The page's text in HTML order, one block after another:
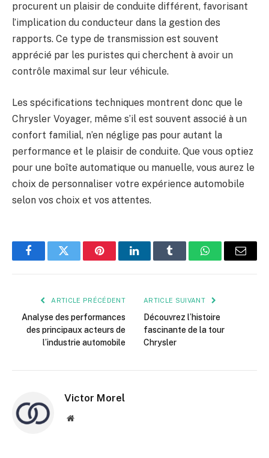
procurent un plaisir de conduite différent, favorisant
l’implication du conducteur dans la gestion des
rapports. Ce type de transmission est souvent
apprécié par les puristes qui cherchent à avoir un
contrôle maximal sur leur véhicule.
Les spécifications techniques montrent donc que le
Chrysler Voyager, même s’il est souvent associé à un
confort familial, n’en néglige pas pour autant la
performance et le plaisir de conduite. Que vous optiez
pour une boîte automatique ou manuelle, vous aurez le
choix de personnaliser votre expérience automobile
selon vos choix et vos attentes.
FacebookTwitter PinterestLinkedInTumblr WhatsApp
E-
ARTICLE PRÉCÉDENT
Analyse des performances
des principaux acteurs de
l’industrie automobile
ARTICLE SUIVANT
Découvrez l’histoire
fascinante de la tour
Chrysler
Victor Morel
Site